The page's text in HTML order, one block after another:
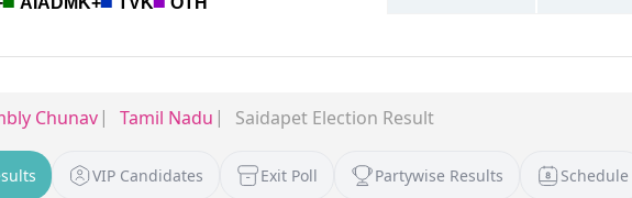
Chunav Tamil Nadu Saidapet Election Result
VIP Candidates Exit Poll Partywise Results Schedule